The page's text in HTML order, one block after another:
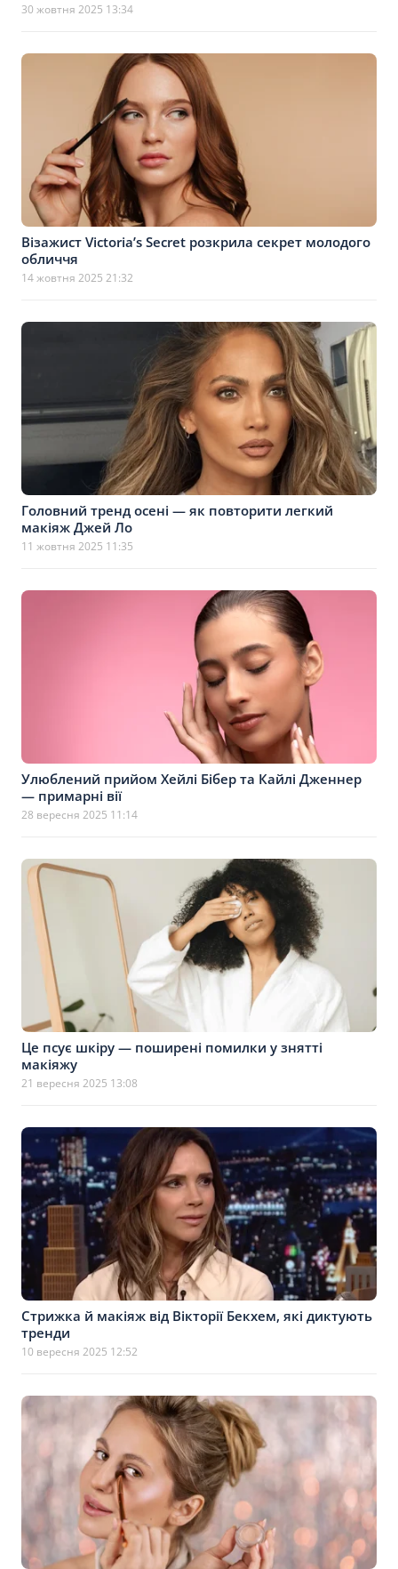
30 жовтня 2025 13:34
Візажист Victoria’s Secret розкрила секрет молодого
обличчя
14 жовтня 2025 21:32
Головний тренд осені — як повторити легкий
макіяж Джей Ло
11 жовтня 2025 11:35
Улюблений прийом Хейлі Бібер та Кайлі Дженнер
— примарні вії
28 вересня 2025 11:14
Це псує шкіру — поширені помилки у знятті
макіяжу
21 вересня 2025 13:08
Стрижка й макіяж від Вікторії Бекхем, які диктують
тренди
10 вересня 2025 12:52